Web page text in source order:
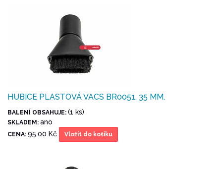
HUBICE PLASTOVÁ VACS BR0051, 35 MM.
BALENÍ OBSAHUJE: (1 ks)
SKLADEM: ano
CENA: 95.00 Kč Vložit do košíku